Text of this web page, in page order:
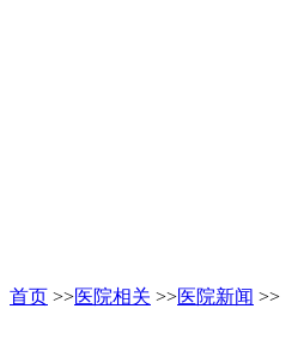
首页 >>医院相关 >>医院新闻 >>